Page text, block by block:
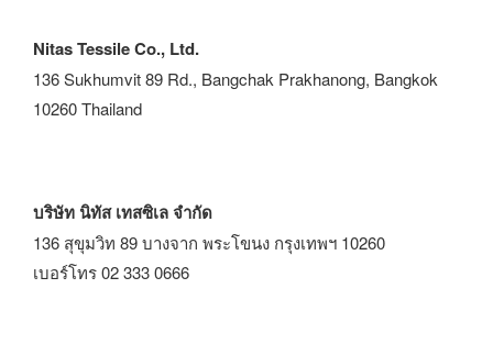
Nitas Tessile Co., Ltd.
136 Sukhumvit 89 Rd., Bangchak Prakhanong, Bangkok
10260 Thailand
บริษัท นิทัส เทสซิเล จำกัด
136 สุขุมวิท 89 บางจาก พระโขนง กรุงเทพฯ 10260
เบอร์โทร 02 333 0666